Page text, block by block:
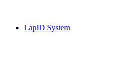
LapID System